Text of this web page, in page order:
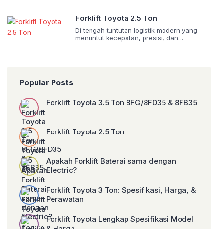
konstruksi, pelabuhan, dan distribusi skala
besar. Dengan kapasitas 3.000 kg dan
pusat beban standar 500 mm, forklift ini
mampu menangani palet ganda, drum
Forklift Toyota 2.5 Ton
Di tengah tuntutan logistik modern yang
menuntut kecepatan, presisi, dan
antara daya angkat, stabilitas, dan
manuverabilitas. Toyota Material Handling—
Popular Posts
Forklift Toyota 3.5 Ton 8FG/8FD35 & 8FB35
Forklift Toyota 2.5 Ton
Apakah Forklift Baterai sama dengan
Electric?
Forklift Toyota 3 Ton: Spesifikasi, Harga, &
Perawatan
Forklift Toyota Lengkap Spesifikasi Model